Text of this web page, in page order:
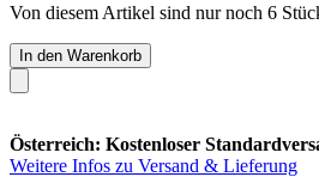
Von diesem Artikel sind nur noch 6
In den Warenkorb
Österreich: Kostenloser
Weitere Infos zu Versand & Lieferung